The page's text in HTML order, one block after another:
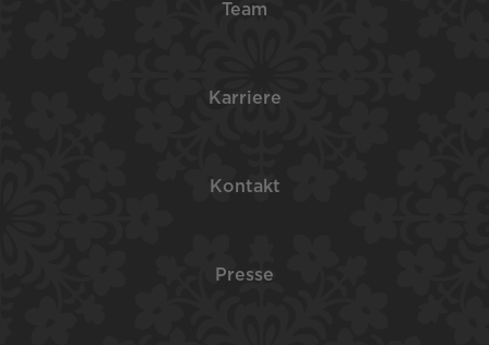
Team
Karriere
Kontakt
Presse